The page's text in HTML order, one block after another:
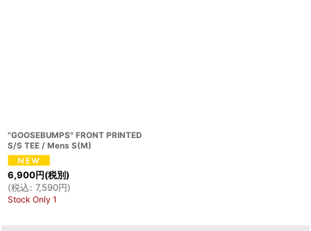
"GOOSEBUMPS" FRONT PRINTED
S/S TEE / Mens S(M)
6,900円(税別)
(税込: 7,590円)
Stock Only 1